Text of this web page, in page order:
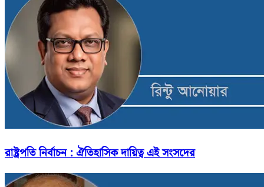
রাষ্ট্রপতি নির্বাচন : ঐতিহাসিক দায়িত্ব এই সংসদের